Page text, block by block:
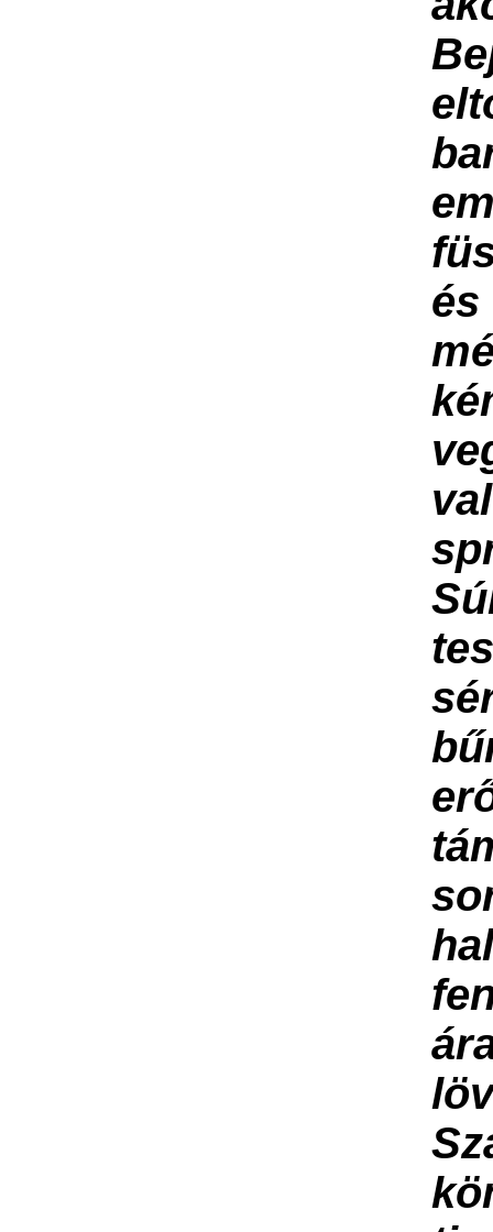
és